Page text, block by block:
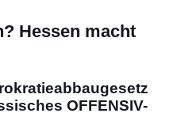
Hessen macht
OFFENSIV-